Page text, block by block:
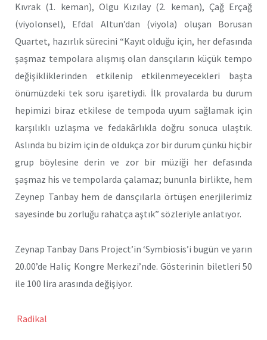
Kıvrak (1. keman), Olgu Kızılay (2. keman), Çağ Erçağ
(viyolonsel), Efdal Altun’dan (viyola) oluşan Borusan
Quartet, hazırlık sürecini “Kayıt olduğu için, her defasında
şaşmaz tempolara alışmış olan dansçıların küçük tempo
değişikliklerinden etkilenip etkilenmeyecekleri başta
önümüzdeki tek soru işaretiydi. İlk provalarda bu durum
hepimizi biraz etkilese de tempoda uyum sağlamak için
karşılıklı uzlaşma ve fedakârlıkla doğru sonuca ulaştık.
Aslında bu bizim için de oldukça zor bir durum çünkü hiçbir
grup böylesine derin ve zor bir müziği her defasında
şaşmaz his ve tempolarda çalamaz; bununla birlikte, hem
Zeynep Tanbay hem de dansçılarla örtüşen enerjilerimiz
sayesinde bu zorluğu rahatça aştık” sözleriyle anlatıyor.
Zeynap Tanbay Dans Project’in ‘Symbiosis’i bugün ve yarın
20.00’de Haliç Kongre Merkezi’nde. Gösterinin biletleri 50
ile 100 lira arasında değişiyor.
Radikal